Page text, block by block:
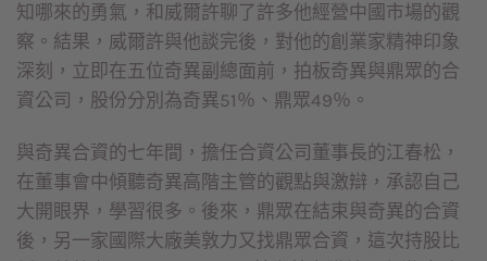
知哪來的勇氣，和威爾許聊了許多他經營中國市場的觀
察。結果，威爾許與他談完後，對他的創業家精神印象
深刻，立即在五位奇異副總面前，拍板奇異與鼎眾的合
資公司，股份分別為奇異51％、鼎眾49％。
與奇異合資的七年間，擔任合資公司董事長的江春松，
在董事會中傾聽奇異高階主管的觀點與激辯，承認自己
大開眼界，學習很多。後來，鼎眾在結束與奇異的合資
後，另一家國際大廠美敦力又找鼎眾合資，這次持股比